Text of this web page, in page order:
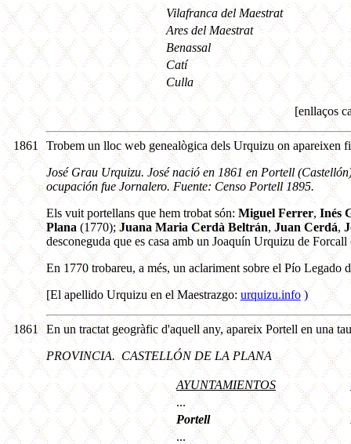
Vilafranca del Maestrat
Ares del Maestrat
Benassal
Catí
Culla
[enllaços
1861
Trobem un lloc web genealògica dels Urquizu on apareixen
José Grau Urquizu. José nació en 1861 en Portell
ocupación fue Jornalero. Fuente: Censo Portell 1895.
Els vuit portellans que hem trobat són:Miguel Ferrer,Inés
Plana (1770);Juana Maria Cerdà Beltrán, Juan Cerdá,
desconeguda que es casa amb un Joaquín Urquizu de Forcall
En 1770 trobareu, a més, un aclariment sobre el Pío Legado
[El apellido Urquizu en el Maestrazgo: urquizu.info )
1861 En un tractat geogràfic d'aquell any, apareix Portell en una
PROVINCIA. CASTELLÓN DE LA PLANA
AYUNTAMIENTOS
...
Portell
...